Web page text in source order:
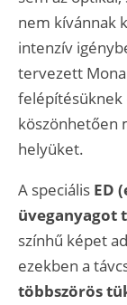
nem kívánnak
intenzív
tervezett
felépítésüknek
köszönhetően
helyüket.
A speciális ED
üveganyagot
színhű képet
ezekben a
többszörös